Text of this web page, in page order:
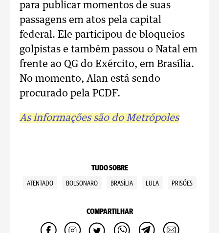
para publicar momentos de suas
passagens em atos pela capital
federal. Ele participou de bloqueios
golpistas e também passou o Natal em
frente ao QG do Exército, em Brasília.
No momento, Alan está sendo
procurado pela PCDF.
As informações são do Metrópoles
TUDO SOBRE
ATENTADO BOLSONARO BRASÍLIA LULA PRISÕES
COMPARTILHAR